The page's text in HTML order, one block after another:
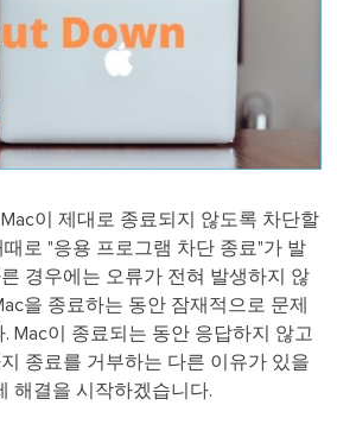
이 제대로 종료되지 않도록 차단할
때로 "응용 프로그램 차단 종료"가 발
경우에는 오류가 전혀 발생하지 않
을 종료하는 동안 잠재적으로 문제
Mac이 종료되는 동안 응답하지 않고
종료를 거부하는 다른 이유가 있을
해결을 시작하겠습니다.